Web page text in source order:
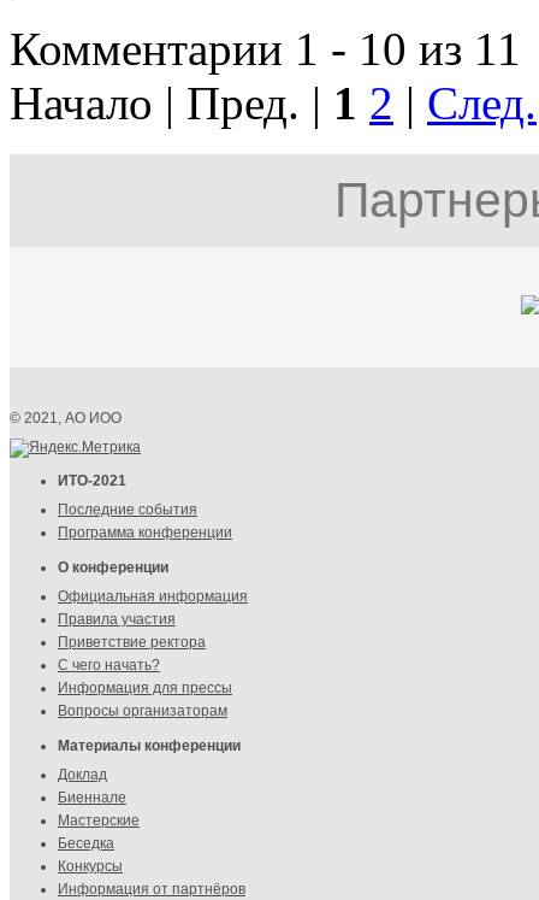
Комментарии 1 - 10 из 11
Начало | Пред. | 1 2 | След.
© 2021, АО ИОО
ИТО-2021
Последние события
Программа конференции
О конференции
Официальная информация
Правила участия
Приветствие ректора
С чего начать?
Информация для прессы
Вопросы организаторам
Материалы конференции
Доклад
Биеннале
Мастерские
Беседка
Конкурсы
Информация от партнёров